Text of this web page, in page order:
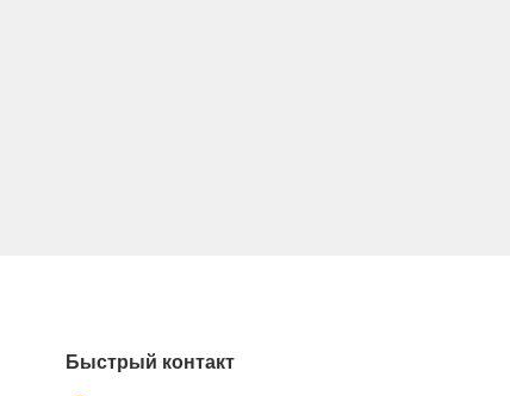
Быстрый контакт